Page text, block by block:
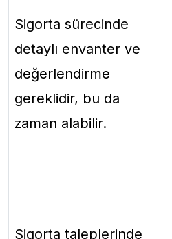
Sigorta sürecinde
detaylı envanter ve
değerlendirme
gereklidir, bu da
zaman alabilir.
Sigorta taleplerinde